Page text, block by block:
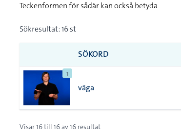
Teckenformen för sådär kan också betyda
Sökresultat: 16 st
SÖKORD
1
väga
Visar16till 16av16 resultat